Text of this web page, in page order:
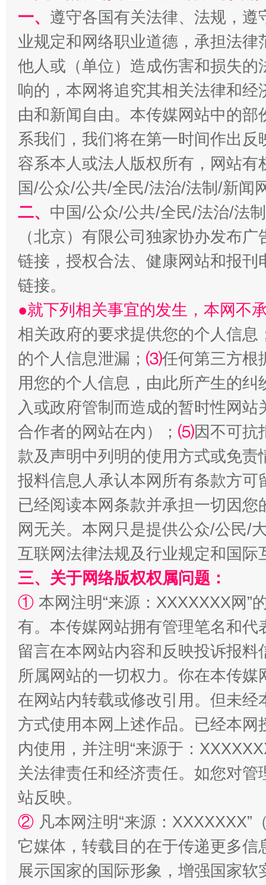
千年窑火 生生不息 一
揭开“小金库”的免责幌子
受贿1.44亿！段成刚被判无期 从幼
全民健身五年计划来了！等你上场
阿坝州三大球赛在茂县开幕
一、 遵守各国有关法律、法规，
业规定和网络职业道德，承担法
他人或（单位）造成伤害和损失
响的，本网将追究其相关法律和
由和新闻自由。本传媒网站中的
系我们，我们将在第一时间作出
容系本人或法人版权所有，网站
国/公众/公共/全民/法治/法制/新闻
二、 中国/公众/公共/全民/法治/法
（北京）有限公司独家协办发布
链接，授权合法、健康网站和报
链接。
●就下列相关事宜的发生，本网不
相关政府的要求提供您的个人信息
的个人信息泄漏； ⑶任何第三方根
用您的个人信息，由此所产生的纠
入或政府管制而造成的暂时性网
合作者的网站在内）； ⑸因不可抗
款及声明中列明的使用方式或免责
报料信息人承认本网所有条款方
已经阅读本网条款并承担一切因
网无关。本网只是提供公众/公民/
互联网法律法规及行业规定和国
三、关于网络版权权属问题：
① 本网注明“来源：XXXXXXX网”
有。本传媒网站拥有管理笔名和
留言在本网站内容和反映投诉报
所属网站的一切权力。你在本传
在网站内转载或修改引用。但未
方式使用本网上述作品。已经本
内使用，并注明“来源于：
关法律责任和经济责任。如您对
站反映。
② 凡本网注明“来源：
它媒体，转载目的在于传递更多
展示国家的国际形象，增强国家